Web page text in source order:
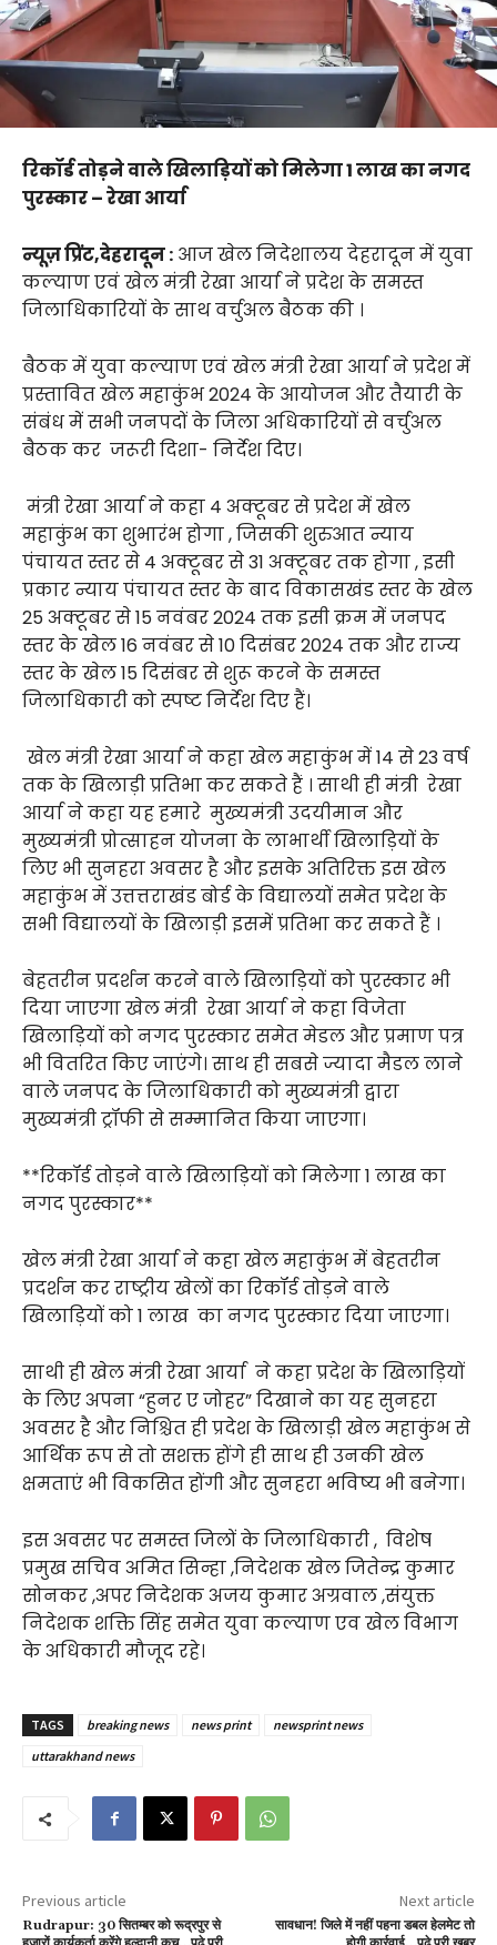
रिकॉर्ड तोड़ने वाले खिलाड़ियों को मिलेगा 1 लाख का नगद
पुरस्कार – रेखा आर्या
न्यूज़ प्रिंट,देहरादून : आज खेल निदेशालय देहरादून में युवा
कल्याण एवं खेल मंत्री रेखा आर्या ने प्रदेश के समस्त
जिलाधिकारियों के साथ वर्चुअल बैठक की ।
बैठक में युवा कल्याण एवं खेल मंत्री रेखा आर्या ने प्रदेश में
प्रस्तावित खेल महाकुंभ 2024 के आयोजन और तैयारी के
संबंध में सभी जनपदों के जिला अधिकारियों से वर्चुअल
बैठक कर जरूरी दिशा- निर्देश दिए।
मंत्री रेखा आर्या ने कहा 4 अक्टूबर से प्रदेश में खेल
महाकुंभ का शुभारंभ होगा , जिसकी शुरुआत न्याय
पंचायत स्तर से 4 अक्टूबर से 31 अक्टूबर तक होगा , इसी
प्रकार न्याय पंचायत स्तर के बाद विकासखंड स्तर के खेल
25 अक्टूबर से 15 नवंबर 2024 तक इसी क्रम में जनपद
स्तर के खेल 16 नवंबर से 10 दिसंबर 2024 तक और राज्य
स्तर के खेल 15 दिसंबर से शुरू करने के समस्त
जिलाधिकारी को स्पष्ट निर्देश दिए हैं।
खेल मंत्री रेखा आर्या ने कहा खेल महाकुंभ में 14 से 23 वर्ष
तक के खिलाड़ी प्रतिभा कर सकते हैं । साथी ही मंत्री रेखा
आर्या ने कहा यह हमारे मुख्यमंत्री उदयीमान और
मुख्यमंत्री प्रोत्साहन योजना के लाभार्थी खिलाड़ियों के
लिए भी सुनहरा अवसर है और इसके अतिरिक्त इस खेल
महाकुंभ में उत्तत्तराखंड बोर्ड के विद्यालयों समेत प्रदेश के
सभी विद्यालयों के खिलाड़ी इसमें प्रतिभा कर सकते हैं ।
बेहतरीन प्रदर्शन करने वाले खिलाड़ियों को पुरस्कार भी
दिया जाएगा खेल मंत्री रेखा आर्या ने कहा विजेता
खिलाड़ियों को नगद पुरस्कार समेत मेडल और प्रमाण पत्र
भी वितरित किए जाएंगे। साथ ही सबसे ज्यादा मैडल लाने
वाले जनपद के जिलाधिकारी को मुख्यमंत्री द्वारा
मुख्यमंत्री ट्रॉफी से सम्मानित किया जाएगा।
**रिकॉर्ड तोड़ने वाले खिलाड़ियों को मिलेगा 1 लाख का
नगद पुरस्कार**
खेल मंत्री रेखा आर्या ने कहा खेल महाकुंभ में बेहतरीन
प्रदर्शन कर राष्ट्रीय खेलों का रिकॉर्ड तोड़ने वाले
खिलाड़ियों को 1 लाख का नगद पुरस्कार दिया जाएगा।
साथी ही खेल मंत्री रेखा आर्या ने कहा प्रदेश के खिलाड़ियों
के लिए अपना “हुनर ए जोहर” दिखाने का यह सुनहरा
अवसर है और निश्चित ही प्रदेश के खिलाड़ी खेल महाकुंभ से
आर्थिक रूप से तो सशक्त होंगे ही साथ ही उनकी खेल
क्षमताएं भी विकसित होंगी और सुनहरा भविष्य भी बनेगा।
इस अवसर पर समस्त जिलों के जिलाधिकारी , विशेष
प्रमुख सचिव अमित सिन्हा ,निदेशक खेल जितेन्द्र कुमार
सोनकर ,अपर निदेशक अजय कुमार अग्रवाल ,संयुक्त
निदेशक शक्ति सिंह समेत युवा कल्याण एव खेल विभाग
के अधिकारी मौजूद रहे।
TAGS breaking news news print
newsprint news
uttarakhand news
Previous article
Rudrapur: 30 सितम्बर को रूद्रपुर से
Next article
सावधान! जिले में नहीं पहना डबल हेलमेट तो